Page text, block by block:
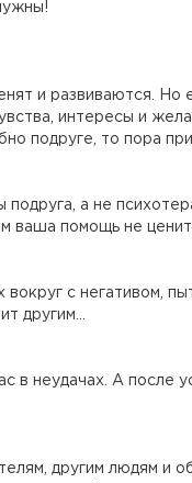
и развиваются. Но
интересы и
подруге, то пора
а не
ваша помощь не
вокруг с негативом,
другим...
в неудачах. А после
другим людям и